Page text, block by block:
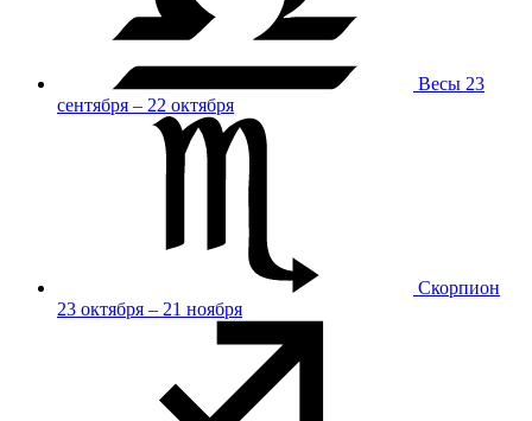
Весы 23
сентября – 22 октября
Скорпион
23 октября – 21 ноября